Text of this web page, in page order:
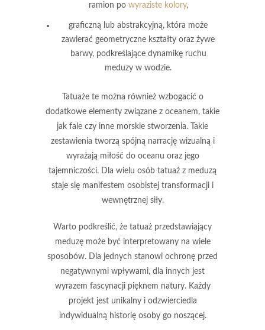
ramion po wyraziste kolory,
graficzną lub abstrakcyjną, która może
zawierać geometryczne kształty oraz żywe
barwy, podkreślające dynamikę ruchu
meduzy w wodzie.
Tatuaże te można również wzbogacić o
dodatkowe elementy związane z oceanem, takie
jak fale czy inne morskie stworzenia. Takie
zestawienia tworzą spójną narrację wizualną i
wyrażają miłość do oceanu oraz jego
tajemniczości. Dla wielu osób tatuaż z meduzą
staje się manifestem osobistej transformacji i
wewnętrznej siły.
Warto podkreślić, że tatuaż przedstawiający
meduzę może być interpretowany na wiele
sposobów. Dla jednych stanowi ochronę przed
negatywnymi wpływami, dla innych jest
wyrazem fascynacji pięknem natury. Każdy
projekt jest unikalny i odzwierciedla
indywidualną historięosoby go noszącej.